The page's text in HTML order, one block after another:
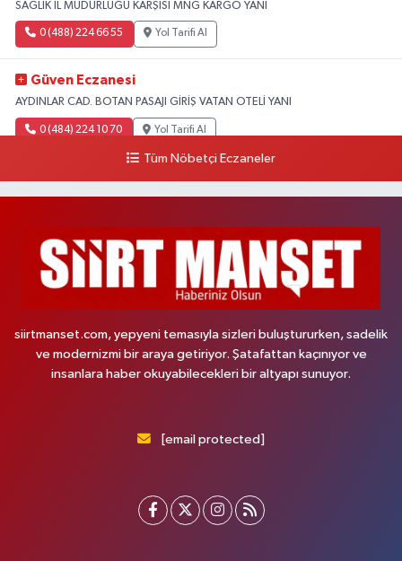
SAĞLIK İL MÜDÜRLÜĞÜ KARŞISI MNG KARGO YANI
0 (488) 224 66 55 Yol Tarifi Al
Güven Eczanesi
AYDINLAR CAD. BOTAN PASAJI GİRİŞ VATAN OTELİ YANI
0 (484) 224 10 70 Yol Tarifi Al
Tüm Nöbetçi Eczaneler
siirtmanset.com, yepyeni temasıyla sizleri buluştururken, sadelik
ve modernizmi bir araya getiriyor. Şatafattan kaçınıyor ve
insanlara haber okuyabilecekleri bir altyapı sunuyor.
[email protected]